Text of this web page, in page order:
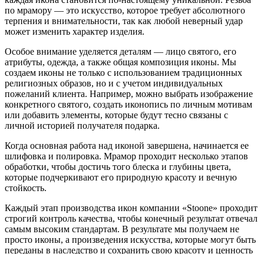
по мрамору — это искусство, которое требует абсолютного
терпения и внимательности, так как любой неверный удар
может изменить характер изделия.
Особое внимание уделяется деталям — лицо святого, его
атрибуты, одежда, а также общая композиция иконы. Мы
создаем иконы не только с использованием традиционных
религиозных образов, но и с учетом индивидуальных
пожеланий клиента. Например, можно выбрать изображение
конкретного святого, создать иконопись по личным мотивам
или добавить элементы, которые будут тесно связаны с
личной историей получателя подарка.
Когда основная работа над иконой завершена, начинается ее
шлифовка и полировка. Мрамор проходит несколько этапов
обработки, чтобы достичь того блеска и глубины цвета,
которые подчеркивают его природную красоту и вечную
стойкость.
Каждый этап производства икон компании «Stoone» проходит
строгий контроль качества, чтобы конечный результат отвечал
самым высоким стандартам. В результате мы получаем не
просто иконы, а произведения искусства, которые могут быть
переданы в наследство и сохранить свою красоту и ценность